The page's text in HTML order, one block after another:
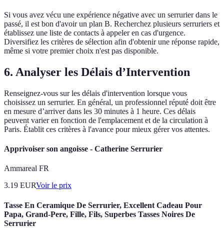
Si vous avez vécu une expérience négative avec un serrurier dans le
passé, il est bon d'avoir un plan B. Recherchez plusieurs serruriers et
établissez une liste de contacts à appeler en cas d'urgence.
Diversifiez les critères de sélection afin d'obtenir une réponse rapide,
même si votre premier choix n'est pas disponible.
6. Analyser les Délais d’Intervention
Renseignez-vous sur les délais d'intervention lorsque vous
choisissez un serrurier. En général, un professionnel réputé doit être
en mesure d’arriver dans les 30 minutes à 1 heure. Ces délais
peuvent varier en fonction de l'emplacement et de la circulation à
Paris. Établit ces critères à l'avance pour mieux gérer vos attentes.
Apprivoiser son angoisse - Catherine Serrurier
Ammareal FR
3.19 EURVoir le prix
Tasse En Ceramique De Serrurier, Excellent Cadeau Pour
Papa, Grand-Pere, Fille, Fils, Superbes Tasses Noires De
Serrurier